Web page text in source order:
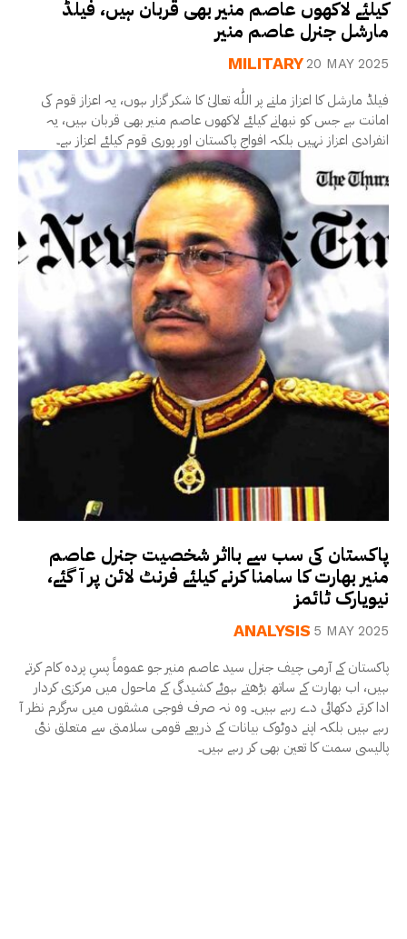
کیلئے لاکھوں عاصم منیر بھی قربان ہیں، فیلڈ
مارشل جنرل عاصم منیر
MILITARY20 MAY 2025
فیلڈ مارشل کا اعزاز ملنے پر اللّٰه تعالیٰ کا شکر گزار ہوں، یہ اعزاز قوم کی
امانت ہے جس کو نبھانے کیلئے لاکھوں عاصم منیر بھی قربان ہیں، یہ
انفرادی اعزاز نہیں بلکہ افواجِ پاکستان اور پوری قوم کیلئے اعزاز ہے۔
پاکستان کی سب سے بااثر شخصیت جنرل عاصم
منیر بھارت کا سامنا کرنے کیلئے فرنٹ لائن پر آ گئے،
نیویارک ٹائمز
ANALYSIS 5 MAY 2025
پاکستان کے آرمی چیف جنرل سید عاصم منیر جو عموماً پسِ پردہ کام کرتے
ہیں، اب بھارت کے ساتھ بڑھتے ہوئے کشیدگی کے ماحول میں مرکزی کردار
ادا کرتے دکھائی دے رہے ہیں۔ وہ نہ صرف فوجی مشقوں میں سرگرم نظر آ
رہے ہیں بلکہ اپنے دوٹوک بیانات کے ذریعے قومی سلامتی سے متعلق نئی
پالیسی سمت کا تعین بھی کر رہے ہیں۔